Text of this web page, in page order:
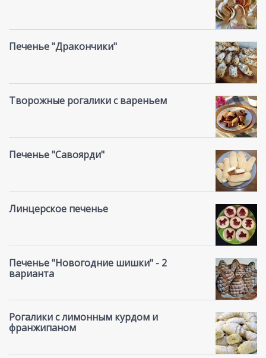
Печенье "Дракончики"
Творожные рогалики с вареньем
Печенье "Савоярди"
Линцерское печенье
Печенье "Новогодние шишки" - 2
варианта
Рогалики с лимонным курдом и
франжипаном